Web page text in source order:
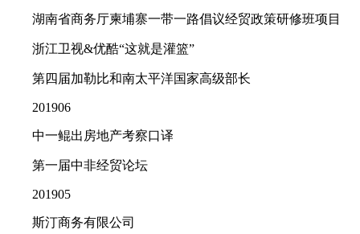
湖南省商务厅柬埔寨一带一路倡议经贸政策研修班项目
浙江卫视&优酷“这就是灌篮”
第四届加勒比和南太平洋国家高级部长
201906
中一鲲出房地产考察口译
第一届中非经贸论坛
201905
斯汀商务有限公司